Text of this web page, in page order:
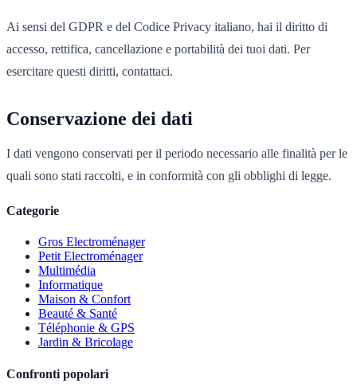
Ai sensi del GDPR e del Codice Privacy italiano, hai il diritto di
accesso, rettifica, cancellazione e portabilità dei tuoi dati. Per
esercitare questi diritti, contattaci.
Conservazione dei dati
I dati vengono conservati per il periodo necessario alle finalità per le
quali sono stati raccolti, e in conformità con gli obblighi di legge.
Categorie
Gros Electroménager
Petit Electroménager
Multimédia
Informatique
Maison & Confort
Beauté & Santé
Téléphonie & GPS
Jardin & Bricolage
Confronti popolari